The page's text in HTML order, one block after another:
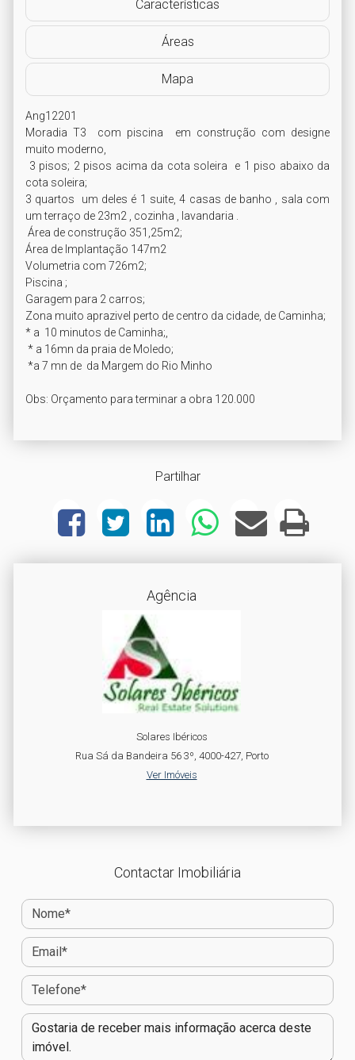
Partilhar
Agência
Solares Ibéricos
Rua Sá da Bandeira 56 3º, 4000-427, Porto
Ver Imóveis
Contactar Imobiliária
Características
Áreas
Mapa
Ang12201
Moradia T3  com piscina  em construção com designe
muito moderno,
cota soleira;
3 quartos  um deles é 1 suite, 4 casas de banho , sala com
um terraço de 23m2 , cozinha , lavandaria .
Área de Implantação 147m2
Volumetria com 726m2;
Piscina ;
Garagem para 2 carros;
Zona muito aprazivel perto de centro da cidade, de Caminha;
* a  10 minutos de Caminha;,
Obs: Orçamento para terminar a obra 120.000